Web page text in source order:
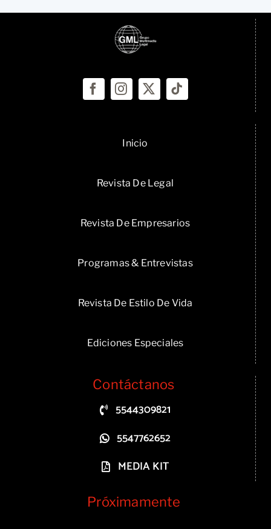
Inicio
Revista De Legal
Revista De Empresarios
Programas & Entrevistas
Revista De Estilo De Vida
Ediciones Especiales
Contáctanos
5544309821
5547762652
MEDIA KIT
Próximamente